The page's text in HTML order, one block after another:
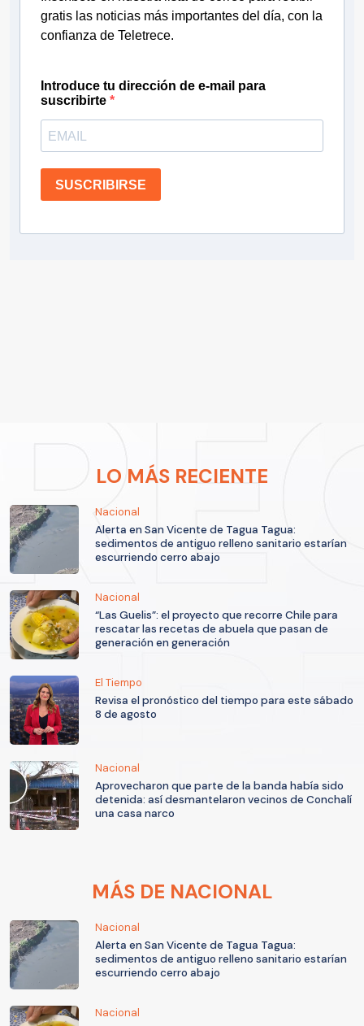
gratis las noticias más importantes del día, con la
confianza de Teletrece.
Introduce tu dirección de e-mail para
suscribirte
SUSCRIBIRSE
LO MÁS RECIENTE
Nacional
Alerta en San Vicente de Tagua Tagua:
sedimentos de antiguo relleno sanitario estarían
escurriendo cerro abajo
Nacional
“Las Guelis”: el proyecto que recorre Chile para
rescatar las recetas de abuela que pasan de
generación en generación
El Tiempo
Revisa el pronóstico del tiempo para este sábado
8 de agosto
Nacional
Aprovecharon que parte de la banda había sido
detenida: así desmantelaron vecinos de Conchalí
una casa narco
MÁS DE NACIONAL
Nacional
Alerta en San Vicente de Tagua Tagua:
sedimentos de antiguo relleno sanitario estarían
escurriendo cerro abajo
Nacional